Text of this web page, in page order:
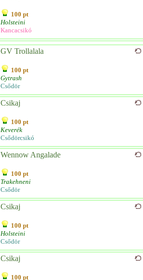
100 pt
Holsteini
Kancacsikó
GV Trollalala
100 pt
Gytrash
Csődör
Csikaj
100 pt
Keverék
Csődörcsikó
Wennow Angalade
100 pt
Trakehneni
Csődör
Csikaj
100 pt
Holsteini
Csődör
Csikaj
100 pt